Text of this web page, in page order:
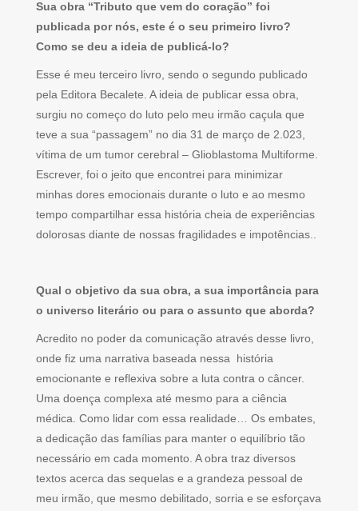
Sua obra “Tributo que vem do coração” foi
publicada por nós, este é o seu primeiro livro?
Como se deu a ideia de publicá-lo?
Esse é meu terceiro livro, sendo o segundo publicado
pela Editora Becalete. A ideia de publicar essa obra,
surgiu no começo do luto pelo meu irmão caçula que
teve a sua “passagem” no dia 31 de março de 2.023,
vítima de um tumor cerebral – Glioblastoma Multiforme.
Escrever, foi o jeito que encontrei para minimizar
minhas dores emocionais durante o luto e ao mesmo
tempo compartilhar essa história cheia de experiências
dolorosas diante de nossas fragilidades e impotências..
Qual o objetivo da sua obra, a sua importância para
o universo literário ou para o assunto que aborda?
Acredito no poder da comunicação através desse livro,
onde fiz uma narrativa baseada nessa história
emocionante e reflexiva sobre a luta contra o câncer.
Uma doença complexa até mesmo para a ciência
médica. Como lidar com essa realidade… Os embates,
a dedicação das famílias para manter o equilíbrio tão
necessário em cada momento. A obra traz diversos
textos acerca das sequelas e a grandeza pessoal de
meu irmão, que mesmo debilitado, sorria e se esforçava